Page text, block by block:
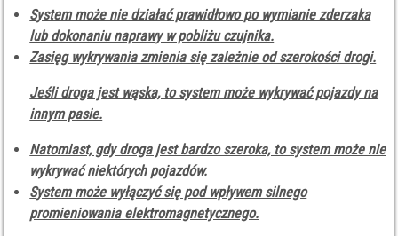
System może nie działać prawidłowo po wymianie zderzaka
lub dokonaniu naprawy w pobliżu czujnika.
Zasięg wykrywania zmienia się zależnie od szerokości drogi.
Jeśli droga jest wąska, to system może wykrywać pojazdy na
innym pasie.
Natomiast, gdy droga jest bardzo szeroka, to system może nie
wykrywać niektórych pojazdów.
System może wyłączyć się pod wpływem silnego
promieniowania elektromagnetycznego.